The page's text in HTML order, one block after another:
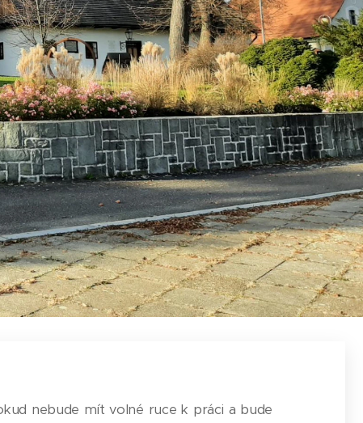
nebude mít volné ruce k práci a bude